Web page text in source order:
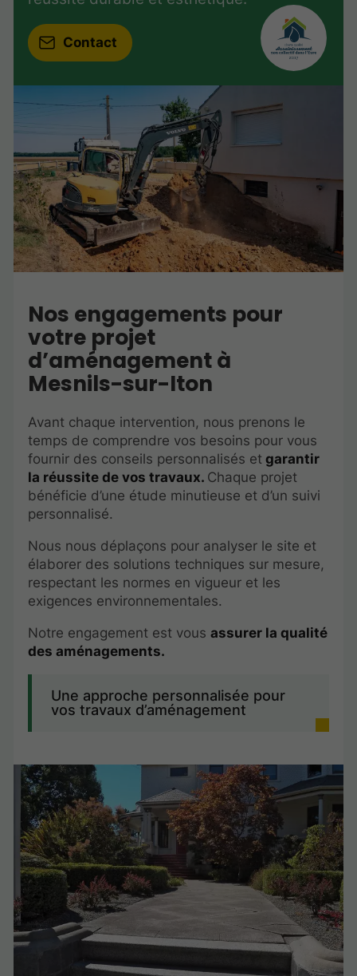
Contact
Nos engagements pour
votre projet
d’aménagement à
Mesnils-sur-Iton
Avant chaque intervention, nous prenons le
temps de comprendre vos besoins pour vous
fournir des conseils personnalisés et garantir
la réussite de vos travaux. Chaque projet
bénéficie d’une étude minutieuse et d’un suivi
personnalisé.
Nous nous déplaçons pour analyser le site et
élaborer des solutions techniques sur mesure,
respectant les normes en vigueur et les
exigences environnementales.
Notre engagement est vousassurer la qualité
des aménagements.
Une approche personnalisée pour
vos travaux d’aménagement